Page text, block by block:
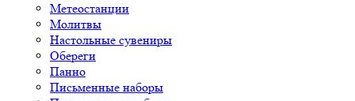
Метеостанции
Молитвы
Настольные сувениры
Обереги
Панно
Письменные наборы